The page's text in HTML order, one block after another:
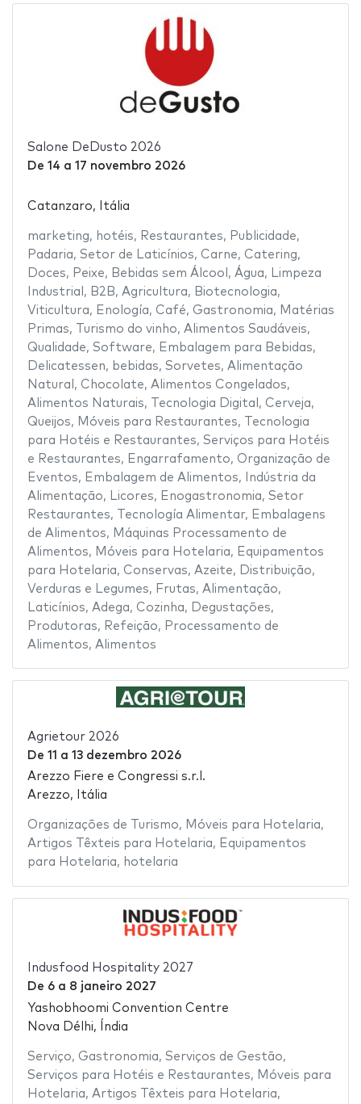
Salone DeDusto 2026
De 14 a 17 novembro 2026
Catanzaro, Itália
marketing, hotéis, Restaurantes, Publicidade,
Padaria, Setor de Laticínios, Carne, Catering,
Doces, Peixe, Bebidas sem Álcool , Água, Limpeza
Industrial , B2B, Agricultura, Biotecnologia,
Viticultura, Enología, Café, Gastronomia, Matérias
Primas, Turismo do vinho, Alimentos Saudáveis,
Qualidade, Software, Embalagem para Bebidas,
Delicatessen, bebidas, Sorvetes, Alimentação
Natural , Chocolate, Alimentos Congelados,
Alimentos Naturais, Tecnologia Digital , Cerveja,
Queijos, Móveis para Restaurantes,
Tecnologia
para Hotéis e Restaurantes, Serviços para Hotéis
e Restaurantes, Engarrafamento, Organização de
Eventos, Embalagem de Alimentos,
Indústria da
Alimentação, Licores, Enogastronomia, Setor
Restaurantes, Tecnología Alimentar, Embalagens
de Alimentos, Máquinas Processamento de
Alimentos, Móveis para Hotelaria, Equipamentos
para Hotelaria, Conservas, Azeite, Distribuição,
Verduras e Legumes, Frutas, Alimentação,
Laticínios, Adega, Cozinha, Degustações,
Produtoras, Refeição, Processamento de
Alimentos, Alimentos
Agrietour 2026
De 11 a 13 dezembro 2026
Arezzo Fiere e Congressi s.r.l.
Arezzo, Itália
Organizações de Turismo, Móveis para Hotelaria,
Artigos Têxteis para Hotelaria, Equipamentos
para Hotelaria, hotelaria
Indusfood Hospitality 2027
De 6a 8 janeiro 2027
Yashobhoomi Convention Centre
Nova Délhi, Índia
Serviço, Gastronomia, Serviços de Gestão,
Serviços para Hotéis e Restaurantes, Móveis para
Hotelaria, Artigos Têxteis para Hotelaria,